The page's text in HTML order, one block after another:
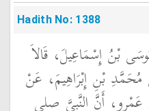
Hadith No: 1388
بْنُ إِسْمَاعِيلَ، قَالاَ
بْنِ إِبْرَاهِيمَ، عَنْ
أَنَّ النَّبِيَّ صلى